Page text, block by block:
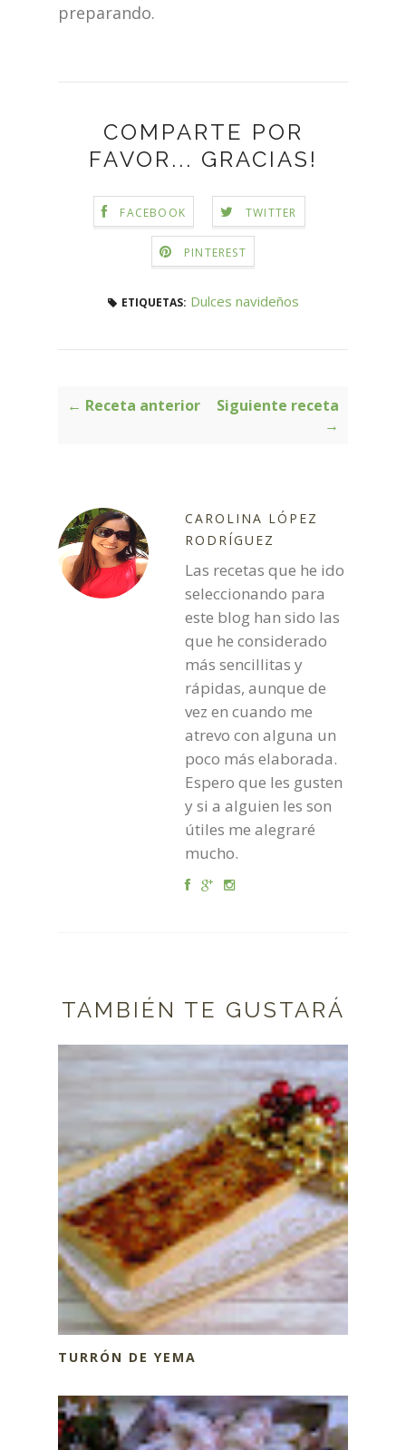
preparando.
COMPARTE POR
FAVOR... GRACIAS!
FACEBOOK TWITTER
PINTEREST
ETIQUETAS: Dulces navideños
← Receta anterior
Siguiente receta
→
CAROLINA LÓPEZ
RODRÍGUEZ
Las recetas que he ido
seleccionando para
este blog han sido las
que he considerado
más sencillitas y
rápidas, aunque de
vez en cuando me
atrevo con alguna un
poco más elaborada.
Espero que les gusten
y si a alguien les son
útiles me alegraré
mucho.
TAMBIÉN TE GUSTARÁ
TURRÓN DE YEMA